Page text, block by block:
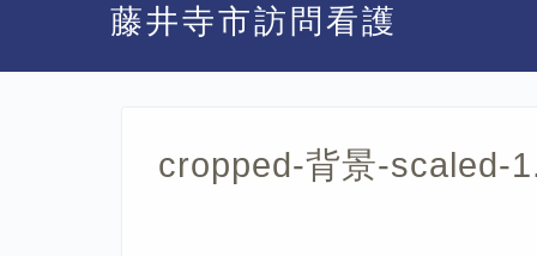
藤井寺市訪問看護
cropped-背景-scaled-